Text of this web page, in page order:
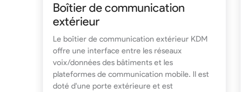
Boîtier de communication
extérieur
Le boîtier de communication extérieur KDM
offre une interface entre les réseaux
voix/données des bâtiments et les
plateformes de communication mobile. Il est
doté d'une porte extérieure et est